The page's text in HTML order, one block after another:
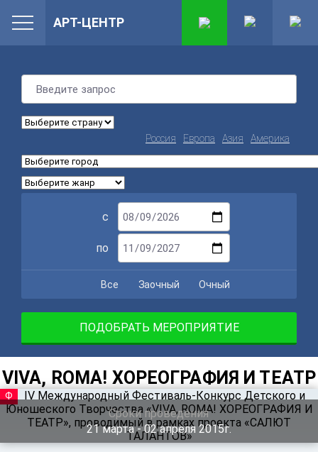
Россия Европа Азия Америка
с
по
Все Заочный Очный
ПОДОБРАТЬ МЕРОПРИЯТИЕ
VIVA, ROMA! ХОРЕОГРАФИЯ И ТЕАТР
Сроки проведения
21марта‐ 02апреля 2015г.
ФЕСТИВАЛЬ
АРТ-ЦЕНТР